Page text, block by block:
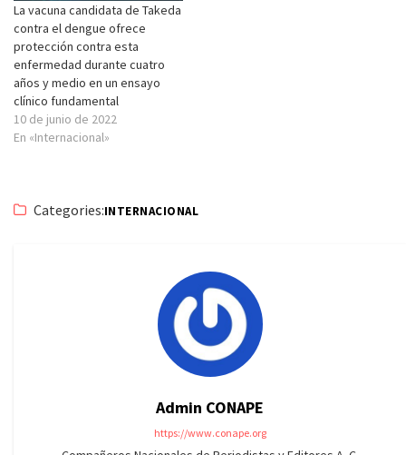
La vacuna candidata de Takeda
contra el dengue ofrece
protección contra esta
enfermedad durante cuatro
años y medio en un ensayo
clínico fundamental
10 de junio de 2022
En «Internacional»
Categories:INTERNACIONAL
Admin CONAPE
https://www.conape.org